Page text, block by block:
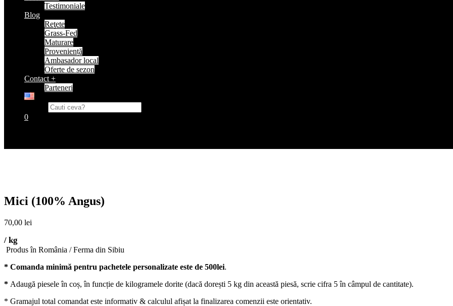
Testimoniale
Blog
Reţete
Grass-Fed
Maturare
Proveniență
Ambasador local
Oferte de sezon
Contact +
Parteneri
0
Mici (100% Angus)
70,00 lei
/ kg
Produs în România / Ferma din Sibiu
* Comanda minimă pentru pachetele personalizate este de 500lei.
* Adaugă piesele în coș, în funcție de kilogramele dorite (dacă dorești 5 kg din această piesă, scrie cifra 5 în câmpul de cantitate).
* Gramajul total comandat este informativ & calculul afișat la finalizarea comenzii este orientativ.